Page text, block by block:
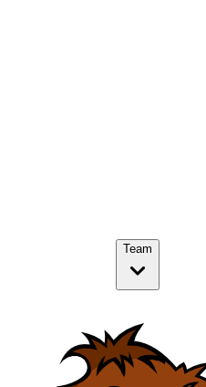
Team